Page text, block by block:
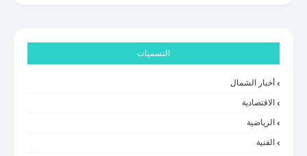
التسميات
أخبار الشمال
الاقتصادية
الرياضية
الفنية